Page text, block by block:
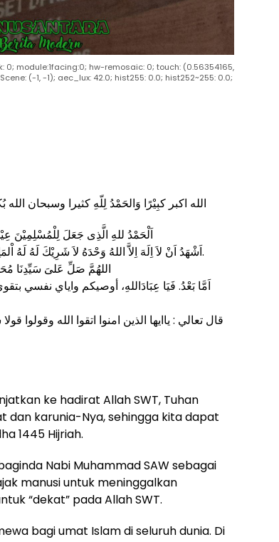
module:1facing:0; hw-remosaic: 0; touch: (0.56354165,
(-1, -1); aec_lux: 42.0; hist255: 0.0; hist252~255: 0.0;
الله اكبر كبِيْرًا وَالحَمْدُ لِلّهِ كثيرا وسبحان الله
اَلْحَمْدُ للهِ الَّذِى جَعَلَ لِلْمُسْلِمِيْنَ
اَشْهَدُ اَنْ لاَ اِلَهَ اِلاَّ اللهُ وَحْدَهُ لاَ شَرِيْكَ لَهُ لَهُ اْلمَلِكُ اْلعَظِيْمُ اْلاَكْبَرْ وَاَشْهَدٌ اَنَّ سَيِّدَناَ مُحَمَّدًا عَبْدُهُ وَرَسُوْلُهُ.
اللهُمَّ صَلِّ عَلىَ سَيِّدِنَا
اَمَّا بَعْدُ. فَيَا عِبَادَاللهِ، أوصيكم واياي نفسي
قال تعالي : ياايها الذين امنوا اتقوا الله
ke hadirat Allah SWT, Tuhan
dan karunia-Nya, sehingga kita dapat
1445 Hijriah.
Nabi Muhammad SAW sebagai
manusi untuk meninggalkan
“dekat” pada Allah SWT.
bagi umat Islam di seluruh dunia. Di